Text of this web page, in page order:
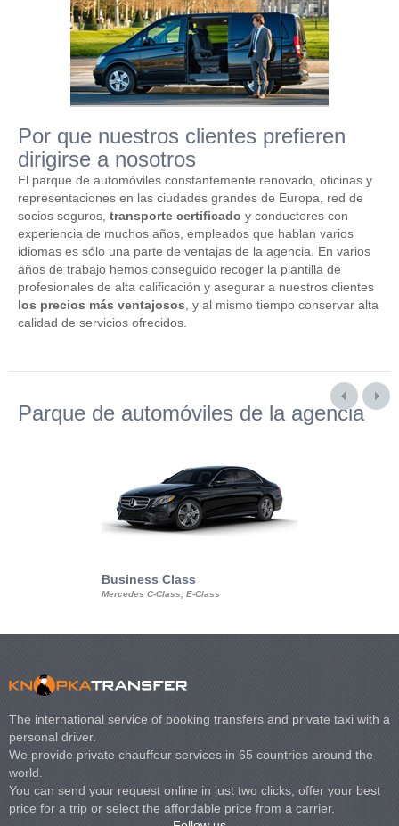
Por que nuestros clientes prefieren
dirigirse a nosotros
El parque de automóviles constantemente renovado, oficinas y
representaciones en las ciudades grandes de Europa, red de
socios seguros, transporte certificado y conductores con
experiencia de muchos años, empleados que hablan varios
idiomas es sólo una parte de ventajas de la agencia. En varios
años de trabajo hemos conseguido recoger la plantilla de
profesionales de alta calificación y asegurar a nuestros clientes
los precios más ventajosos , y al mismo tiempo conservar alta
calidad de servicios ofrecidos.
Parque de automóviles de la agencia
Business Class
Mercedes C-Class, E-Class
The international service of booking transfers and private taxi with a
personal driver.
We provide private chauffeur services in 65 countries around the
world.
You can send your request online in just two clicks, offer your best
price for a trip or select the affordable price from a carrier.